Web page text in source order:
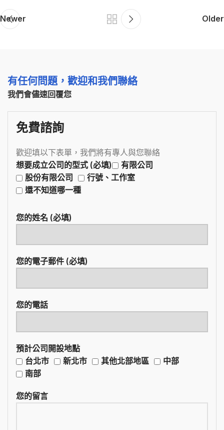
Newer Older
有任何問題，歡迎和我們聯絡
我們會儘速回覆您
免費諮詢
歡迎填以下表單，我們將有專人與您聯絡
想要成立公司的型式 (必填)
有限公司
股份有限公司
行號、工作室
還不知道哪一種
您的姓名 (必填)
您的電子郵件 (必填)
您的電話
預計公司開設地點
台北市
新北市 其他北部地區
中部
南部
您的留言